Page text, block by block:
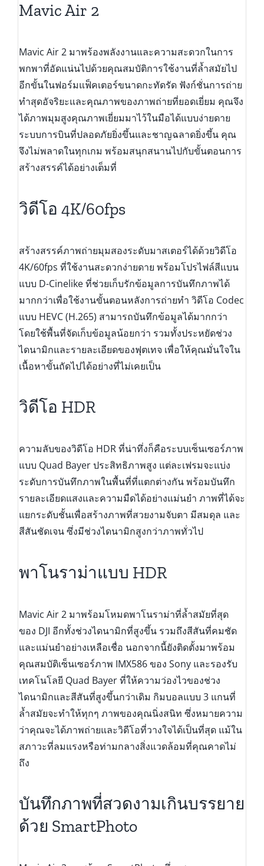
Mavic Air 2
Mavic Air 2 มาพร้องพลังงานและความสะดวกในการ
พกพาที่อัดแน่นไปด้วยคุณสมบัติการใช้งานที่ล้ำสมัยไป
อีกขั้นในฟอร์มแฟ็คเตอร์ขนาดกะทัดรัด ฟังก์ชั่นการถ่าย
ทำสุดอัจริยะและคุณภาพของภาพถ่ายที่ยอดเยี่ยม คุณจึง
ได้ภาพมุมสูงคุณภาพเยี่ยมมาไว้ในมือได้แบบง่ายดาย
ระบบการบินที่ปลอดภัยยิ่งขึ้นและชาญฉลาดยิ่งขึ้น คุณ
จึงไม่พลาดในทุกเกม พร้อมสนุกสนานไปกับขั้นตอนการ
สร้างสรรค์ได้อย่างเต็มที่
วิดีโอ 4K/60fps
สร้างสรรค์ภาพถ่ายมุมสองระดับมาสเตอร์ได้ด้วยวิดีโอ
4K/60fps ที่ใช้งานสะดวกง่ายดาย พร้อมโปรไฟล์สีแบน
แบบ D-Cinelike ที่ช่วยเก็บรักข้อมูลการบันทึกภาพได้
มากกว่าเพื่อใช้งานขั้นตอนหลังการถ่ายทำ วิดีโอ Codec
แบบ HEVC (H.265) สามารถบันทึกข้อมูลได้มากกว่า
โดยใช้พื้นที่จัดเก็บข้อมูลน้อยกว่า รวมทั้งประหยัดช่วง
ไดนามิกและรายละเอียดของฟุตเทจ เพื่อให้คุณมั่นใจใน
เนื้อหาขั้นถัดไปได้อย่างที่ไม่เคยเป็น
วิดีโอ HDR
ความลับของวิดีโอ HDR ที่น่าทึ่งก็คือระบบเซ็นเซอร์ภาพ
แบบ Quad Bayer ประสิทธิภาพสูง แต่ละเฟรมจะแบ่ง
ระดับการบันทึกภาพในพื้นที่ที่แตกต่างกัน พร้อมบันทึก
รายละเอียดแสงและความมืดได้อย่างแม่นยำ ภาพที่ได้จะ
แยกระดับชั้นเพื่อสร้างภาพที่สวยงามจับตา มีสมดุล และ
สีสันชัดเจน ซึ่งมีช่วงไดนามิกสูงกว่าภาพทั่วไป
พาโนราม่าแบบ HDR
Mavic Air 2 มาพร้อมโหมดพาโนราม่าที่ล้ำสมัยที่สุด
ของ DJI อีกทั้งช่วงไดนามิกที่สูงขึ้น รวมถึงสีสันที่คมชัด
และแม่นยำอย่างเหลือเชื่อ นอกจากนี้ยังติดตั้งมาพร้อม
คุณสมบัติเซ็นเซอร์ภาพ IMX586 ของ Sony และรองรับ
เทคโนโลยี Quad Bayer ที่ให้ความว่องไวของช่วง
ไดนามิกและสีสันที่สูงขึ้นกว่าเดิม กิมบอลแบบ 3 แกนที่
ล้ำสมัยจะทำให้ทุกๆ ภาพของคุณนิ่งสนิท ซึ่งหมายความ
ว่าคุณจะได้ภาพถ่ายและวิดีโอที่วางใจได้เป็นที่สุด แม้ใน
สภาวะที่ลมแรงหรือท่ามกลางสิ่งแวดล้อมที่คุณคาดไม่
ถึง
บันทึกภาพที่สวดงามเกินบรรยาย
ด้วย SmartPhoto